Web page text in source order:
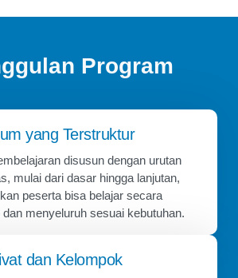
Program
yang Terstruktur
disusun dengan urutan
mulai dari dasar hingga lanjutan,
peserta bisa belajar secara
dan menyeluruh sesuai kebutuhan.
dan Kelompok